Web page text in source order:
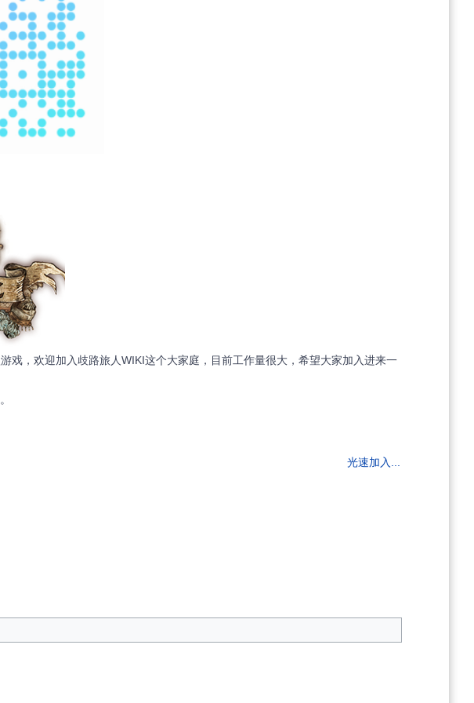
戏，欢迎加入歧路旅人WIKI这个大家庭，目前工作量很大，希望大家加入进来一
光速加入...